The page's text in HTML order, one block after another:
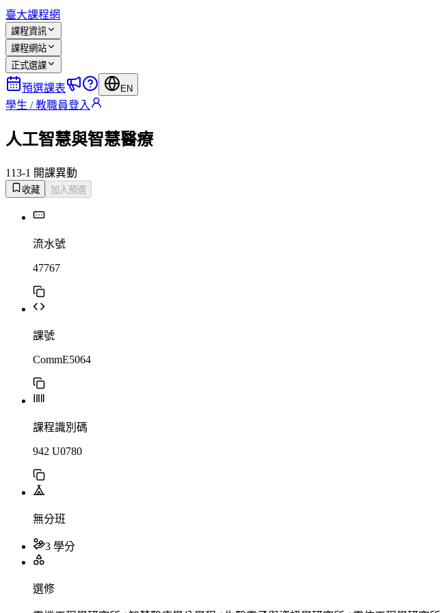
臺大課程網
課程資訊
課程網站
正式選課
預選課表 EN
學生 / 教職員登入
人工智慧與智慧醫療
113-1 開課異動
收藏 加入預選
流水號
47767
課號
CommE5064
課程識別碼
942 U0780
無分班
3 學分
選修